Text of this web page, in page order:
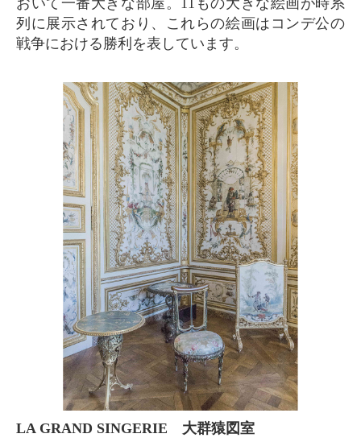
列に展示されており、これらの絵画はコンデ公の
戦争における勝利を表しています。
LA GRAND SINGERIE 大群猿図室